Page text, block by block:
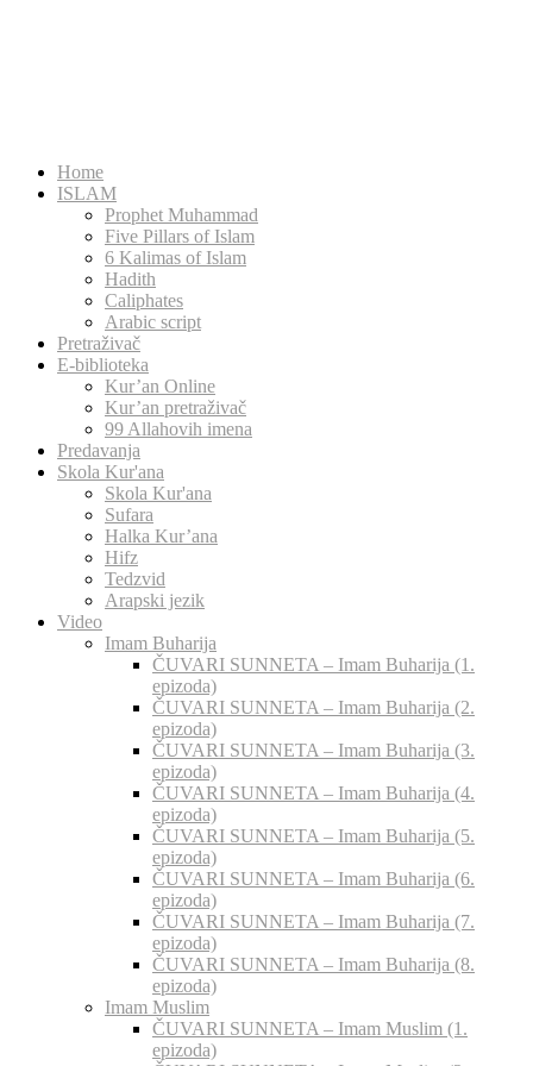
Home
ISLAM
Prophet Muhammad
Five Pillars of Islam
6 Kalimas of Islam
Hadith
Caliphates
Arabic script
Pretraživač
E-biblioteka
Kur’an Online
Kur’an pretraživač
99 Allahovih imena
Predavanja
Skola Kur'ana
Skola Kur'ana
Sufara
Halka Kur’ana
Hifz
Tedzvid
Arapski jezik
Video
Imam Buharija
ČUVARI SUNNETA – Imam Buharija (1.
epizoda)
ČUVARI SUNNETA – Imam Buharija (2.
epizoda)
ČUVARI SUNNETA – Imam Buharija (3.
epizoda)
ČUVARI SUNNETA – Imam Buharija (4.
epizoda)
ČUVARI SUNNETA – Imam Buharija (5.
epizoda)
ČUVARI SUNNETA – Imam Buharija (6.
epizoda)
ČUVARI SUNNETA – Imam Buharija (7.
epizoda)
ČUVARI SUNNETA – Imam Buharija (8.
epizoda)
Imam Muslim
ČUVARI SUNNETA – Imam Muslim (1.
epizoda)